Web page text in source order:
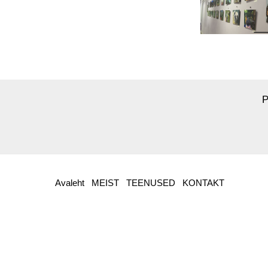
Avaleht MEIST TEENUSED KONTAKT